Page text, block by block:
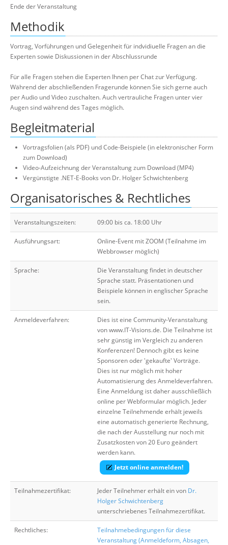
Ende der Veranstaltung
Methodik
Vortrag, Vorführungen und Gelegenheit für indvidiuelle Fragen an die
Experten sowie Diskussionen in der Abschlussrunde
Für alle Fragen stehen die Experten Ihnen per Chat zur Verfügung.
Während der abschließenden Fragerunde können Sie sich gerne auch
per Audio und Video zuschalten. Auch vertrauliche Fragen unter vier
Augen sind während des Tages möglich.
Begleitmaterial
Vortragsfolien (als PDF) und Code-Beispiele (in elektronischer Form
zum Download)
Video-Aufzeichnung der Veranstaltung zum Download (MP4)
Vergünstigte .NET-E-Books von Dr. Holger Schwichtenberg
Organisatorisches & Rechtliches
Veranstaltungszeiten: 09:00 bis ca. 18:00 Uhr
Ausführungsart:
Online-Event mit ZOOM (Teilnahme im
Webbrowser möglich)
Sprache:
Die Veranstaltung findet in deutscher
Sprache statt. Präsentationen und
Beispiele können in englischer Sprache
sein.
Anmeldeverfahren:
Dies ist eine Community-Veranstaltung
von www.IT-Visions.de. Die Teilnahme ist
sehr günstig im Vergleich zu anderen
Konferenzen! Dennoch gibt es keine
Sponsoren oder 'gekaufte' Vorträge.
Dies ist nur möglich mit hoher
Automatisierung des Anmeldeverfahren.
Eine Anmeldung ist daher ausschließlich
online per Webformular möglich. Jeder
einzelne Teilnehmende erhält jeweils
eine automatisch generierte Rechnung,
die nach der Ausstellung nur noch mit
Zusatzkosten von 20 Euro geändert
werden kann.
Jetzt online anmelden!
Teilnahmezertifikat: Jeder Teilnehmer erhält ein von Dr.
Holger Schwichtenberg
unterschriebenes Teilnahmezertifikat.
Rechtliches:
Teilnahmebedingungen für diese
Veranstaltung (Anmeldeform, Absagen,